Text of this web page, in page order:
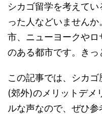
シカゴ留学を考えて
った人などいません
市、ニューヨークや
のある都市です。きっ
この記事では、シカ
(郊外)のメリットデメ
ルな声なので、ぜひ参